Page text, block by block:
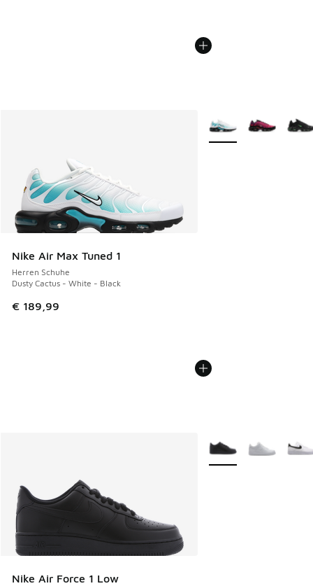
Nike Air Max Tuned 1
Herren Schuhe
Dusty Cactus - White - Black
€ 189,99
Weitere Farben
Nike Air Force 1 Low
Weitere Farben